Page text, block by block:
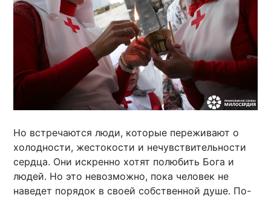
Но встречаются люди, которые переживают о
холодности, жестокости и нечувствительности
сердца. Они искренно хотят полюбить Бога и
людей. Но это невозможно, пока человек не
наведет порядок в своей собственной душе. По-